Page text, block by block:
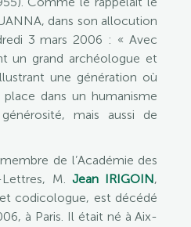
dans son allocution
3 mars 2006 : « Avec
un grand archéologue et
une génération où
dans un humanisme
mais aussi de
de l’Académie des
Lettres, M.Jean IRIGOIN,
codicologue, est décédé
à Paris. Il était né à Aix-